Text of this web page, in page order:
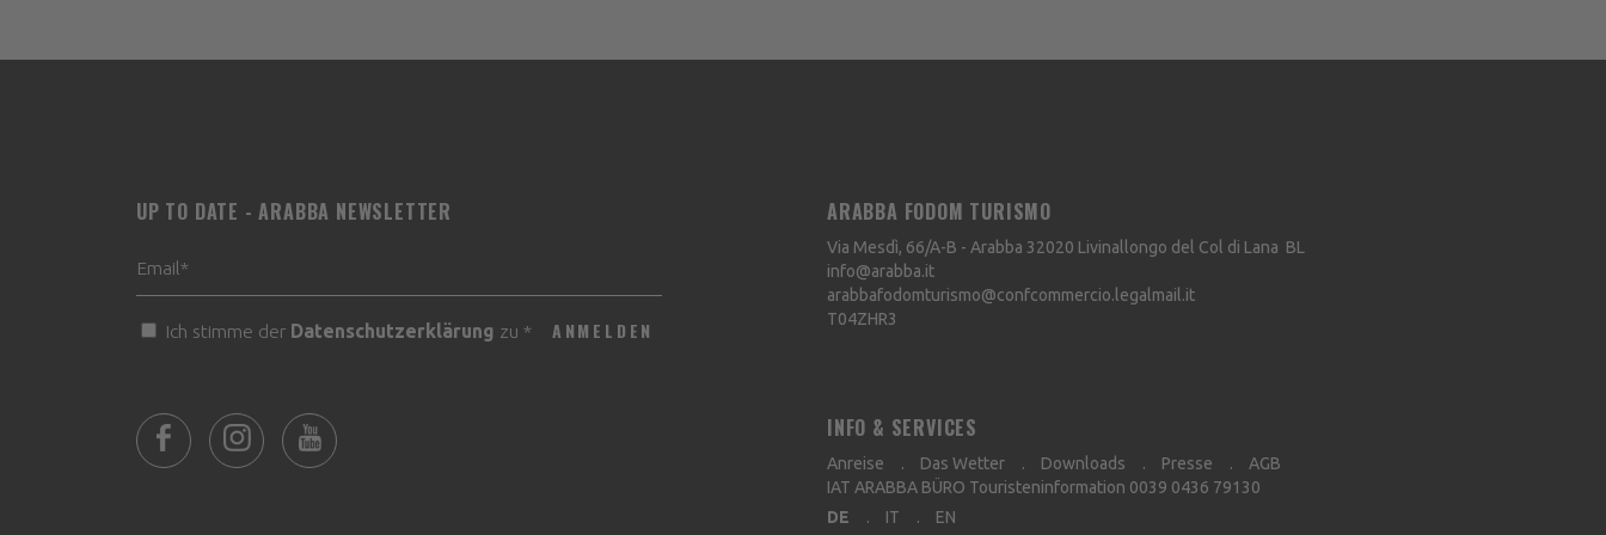
UP TO DATE - ARABBA NEWSLETTER
Ich stimme der Datenschutzerklärung zu * ANMELDEN
ARABBA FODOM TURISMO
Via Mesdì, 66/A-B - Arabba 32020 Livinallongo del Col di Lana BL
info@arabba.it
arabbafodomturismo@confcommercio.legalmail.it
T04ZHR3
INFO & SERVICES
Anreise Das Wetter Downloads Presse
AGB
IAT ARABBA BÜRO Touristeninformation 0039 0436 79130
DE
IT EN